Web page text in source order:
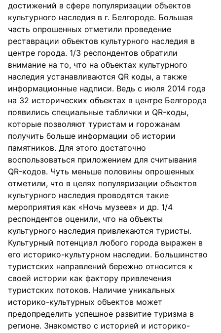
достижений в сфере популяризации объектов
культурного наследия в г. Белгороде. Большая
часть опрошенных отметили проведение
реставрации объектов культурного наследия в
центре города. 1/3 респондентов обратили
внимание на то, что на объектах культурного
наследия устанавливаются QR коды, а также
информационные надписи. Ведь с июля 2014 года
на 32 исторических объектах в центре Белгорода
появились специальные таблички и QR-коды,
которые позволяют туристам и горожанам
получить больше информации об истории
памятников. Для этого достаточно
воспользоваться приложением для считывания
QR-кодов. Чуть меньше половины опрошенных
отметили, что в целях популяризации объектов
культурного наследия проводятся такие
мероприятия как «Ночь музеев» и др. 1/4
респондентов оценили, что на объекты
культурного наследия привлекаются туристы.
Культурный потенциал любого города выражен в
его историко-культурном наследии. Большинство
туристских направлений бережно относится к
своей истории как фактору привлечения
туристских потоков. Наличие уникальных
историко-культурных объектов может
предопределить успешное развитие туризма в
регионе. Знакомство с историей и историко-